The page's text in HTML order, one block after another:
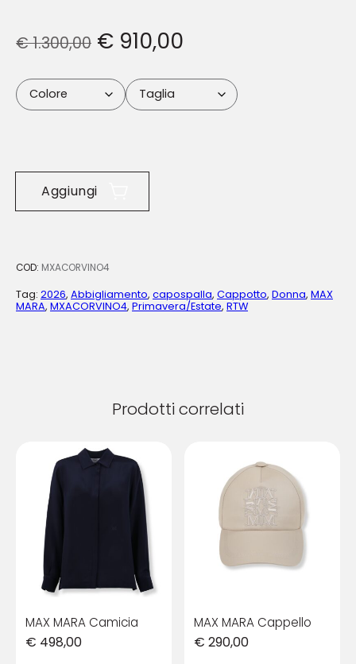
€1.300,00 € 910,00
Aggiungi
COD: MXACORVINO4
Tag: 2026, Abbigliamento, capospalla, Cappotto, Donna, MAX
MARA, MXACORVINO4, Primavera/Estate, RTW
Prodotti correlati
MAX MARA Camicia
€ 498,00
MAX MARA Cappello
€ 290,00